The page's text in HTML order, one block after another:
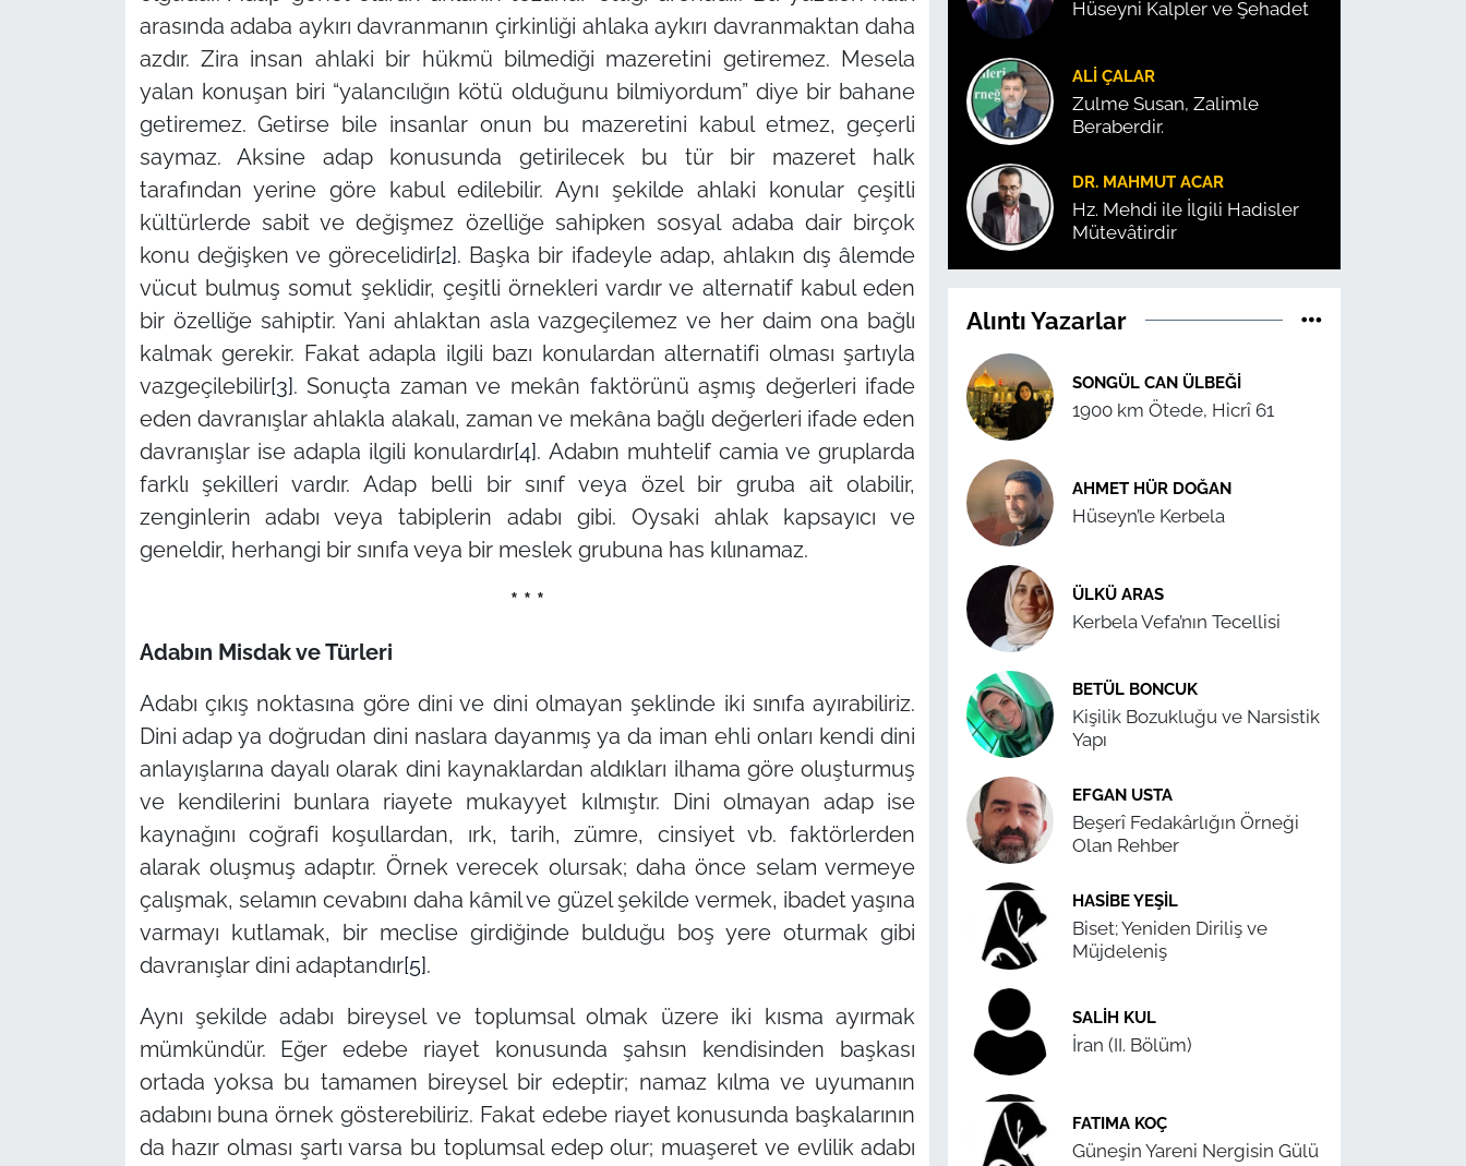
arasında adaba aykırı davranmanın çirkinliği ahlaka aykırı davranmaktan daha
azdır. Zira insan ahlaki bir hükmü bilmediği mazeretini getiremez. Mesela
yalan konuşan biri “yalancılığın kötü olduğunu bilmiyordum” diye bir bahane
getiremez. Getirse bile insanlar onun bu mazeretini kabul etmez, geçerli
saymaz. Aksine adap konusunda getirilecek bu tür bir mazeret halk
tarafından yerine göre kabul edilebilir. Aynı şekilde ahlaki konular çeşitli
kültürlerde sabit ve değişmez özelliğe sahipken sosyal adaba dair birçok
konu değişken ve görecelidir[2]. Başka bir ifadeyle adap, ahlakın dış âlemde
vücut bulmuş somut şeklidir, çeşitli örnekleri vardır ve alternatif kabul eden
bir özelliğe sahiptir. Yani ahlaktan asla vazgeçilemez ve her daim ona bağlı
kalmak gerekir. Fakat adapla ilgili bazı konulardan alternatifi olması şartıyla
vazgeçilebilir[3]. Sonuçta zaman ve mekân faktörünü aşmış değerleri ifade
eden davranışlar ahlakla alakalı, zaman ve mekâna bağlı değerleri ifade eden
davranışlar ise adapla ilgili konulardır[4]. Adabın muhtelif camia ve gruplarda
farklı şekilleri vardır. Adap belli bir sınıf veya özel bir gruba ait olabilir,
zenginlerin adabı veya tabiplerin adabı gibi. Oysaki ahlak kapsayıcı ve
geneldir, herhangi bir sınıfa veya bir meslek grubuna has kılınamaz.
* * *
Adabın Misdak ve Türleri
Adabı çıkış noktasına göre dini ve dini olmayan şeklinde iki sınıfa ayırabiliriz.
Dini adap ya doğrudan dini naslara dayanmış ya da iman ehli onları kendi dini
anlayışlarına dayalı olarak dini kaynaklardan aldıkları ilhama göre oluşturmuş
ve kendilerini bunlara riayete mukayyet kılmıştır. Dini olmayan adap ise
kaynağını coğrafi koşullardan, ırk, tarih, zümre, cinsiyet vb. faktörlerden
alarak oluşmuş adaptır. Örnek verecek olursak; daha önce selam vermeye
çalışmak, selamın cevabını daha kâmil ve güzel şekilde vermek, ibadet yaşına
varmayı kutlamak, bir meclise girdiğinde bulduğu boş yere oturmak gibi
davranışlar dini adaptandır[5].
Aynı şekilde adabı bireysel ve toplumsal olmak üzere iki kısma ayırmak
mümkündür. Eğer edebe riayet konusunda şahsın kendisinden başkası
ortada yoksa bu tamamen bireysel bir edeptir; namaz kılma ve uyumanın
adabını buna örnek gösterebiliriz. Fakat edebe riayet konusunda başkalarının
da hazır olması şartı varsa bu toplumsal edep olur; muaşeret ve evlilik adabı
Hüseyni Kalpler ve Şehadet
ALI ÇALAR
Zulme Susan, Zalimle
Beraberdir.
DR. MAHMUT ACAR
Hz. Mehdi ile İlgili Hadisler
Mütevâtirdir
Alıntı Yazarlar
SONGÜL CAN ÜLBEĞI
1900 km Ötede, Hicrî 61
AHMET HÜR DOĞAN
Hüseyn’le Kerbela
ÜLKÜ ARAS
Kerbela Vefa’nın Tecellisi
BETÜL BONCUK
Kişilik Bozukluğu ve Narsistik
Yapı
EFGAN USTA
Beşerî Fedakârlığın Örneği
Olan Rehber
HASIBE YEŞIL
Biset; Yeniden Diriliş ve
Müjdeleniş
SALIH KUL
İran (II. Bölüm)
FATIMA KOÇ
Güneşin Yareni Nergisin Gülü